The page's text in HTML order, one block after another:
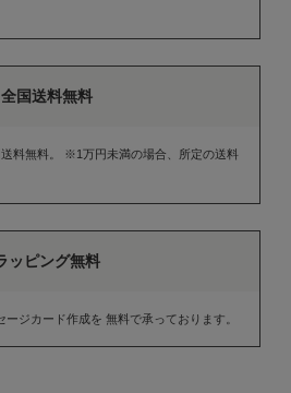
全国送料無料
料無料。 ※1万円未満の場合、所定の送料
ッピング無料
ジカード作成を 無料で承っております。